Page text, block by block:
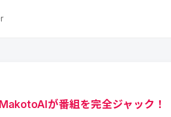
が番組を完全ジャック！